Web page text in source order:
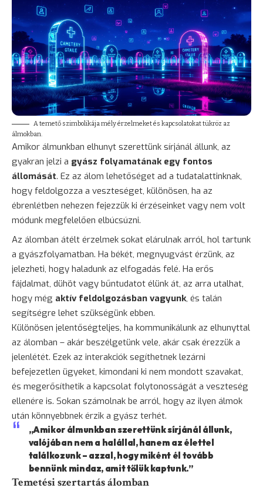
A temető szimbolikája mély érzelmeket és kapcsolatokat tükröz az
álmokban.
Amikor álmunkban elhunyt szerettünk sírjánál állunk, az
gyakran jelzi a gyász folyamatának egy fontos
állomását. Ez az álom lehetőséget ad a tudatalattinknak,
hogy feldolgozza a veszteséget, különösen, ha az
ébrenlétben nehezen fejezzük ki érzéseinket vagy nem volt
módunk megfelelően elbúcsúzni.
Az álomban átélt érzelmek sokat elárulnak arról, hol tartunk
a gyászfolyamatban. Ha békét, megnyugvást érzünk, az
jelezheti, hogy haladunk az elfogadás felé. Ha erős
fájdalmat, dühöt vagy bűntudatot élünk át, az arra utalhat,
hogy még aktív feldolgozásban vagyunk, és talán
segítségre lehet szükségünk ebben.
Különösen jelentőségteljes, ha kommunikálunk az elhunyttal
az álomban – akár beszélgetünk vele, akár csak érezzük a
jelenlétét. Ezek az interakciók segíthetnek lezárni
befejezetlen ügyeket, kimondani ki nem mondott szavakat,
és megerősíthetik a kapcsolat folytonosságát a veszteség
ellenére is. Sokan számolnak be arról, hogy az ilyen álmok
után könnyebbnek érzik a gyász terhét.
„Amikor álmunkban szerettünk sírjánál állunk,
valójában nem a halállal, hanem az élettel
találkozunk – azzal, hogy miként él tovább
bennünk mindaz, amit tőlük kaptunk.”
Temetési szertartás álomban